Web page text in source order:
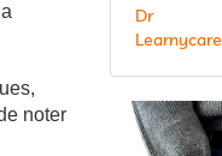
noter
Dr
Learnycare